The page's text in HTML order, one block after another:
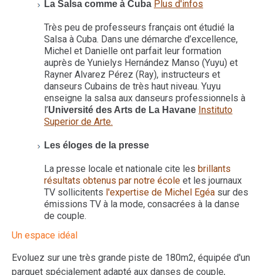
La Salsa comme à Cuba Plus d'infos
Très peu de professeurs français ont étudié la
Salsa à Cuba. Dans une démarche d’excellence,
Michel et Danielle ont parfait leur formation
auprès de Yunielys Hernández Manso (Yuyu) et
Rayner Alvarez Pérez (Ray), instructeurs et
danseurs Cubains de très haut niveau. Yuyu
enseigne la salsa aux danseurs professionnels à
l’Université des Arts de La Havane Instituto
Superior de Arte.
Les éloges de la presse
La presse locale et nationale cite les brillants
résultats obtenus par notre école et les journaux
TV sollicitents l'expertise de Michel Egéa sur des
émissions TV à la mode, consacrées à la danse
de couple.
Un espace idéal
Evoluez sur une très grande piste de 180m2, équipée d'un
parquet spécialement adapté aux danses de couple,